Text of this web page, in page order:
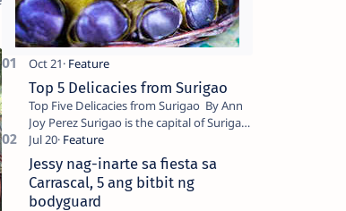
Top 5 Delicacies from Surigao
Top Five Delicacies from Surigao By Ann
Joy Perez Surigao is the capital of Surigao
del Norte province. Known as the “City of
Island Adventures,…
Jessy nag-inarte sa fiesta sa
Carrascal, 5 ang bitbit ng
bodyguard